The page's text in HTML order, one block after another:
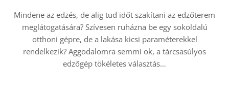
Mindene az edzés, de alig tud időt szakítani az edzőterem
meglátogatására? Szívesen ruházna be egy sokoldalú
otthoni gépre, de a lakása kicsi paraméterekkel
rendelkezik? Aggodalomra semmi ok, a tárcsasúlyos
edzőgép tökéletes választás…